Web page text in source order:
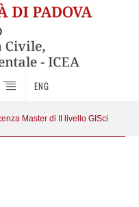
ENG
Master di II livello GIScience e